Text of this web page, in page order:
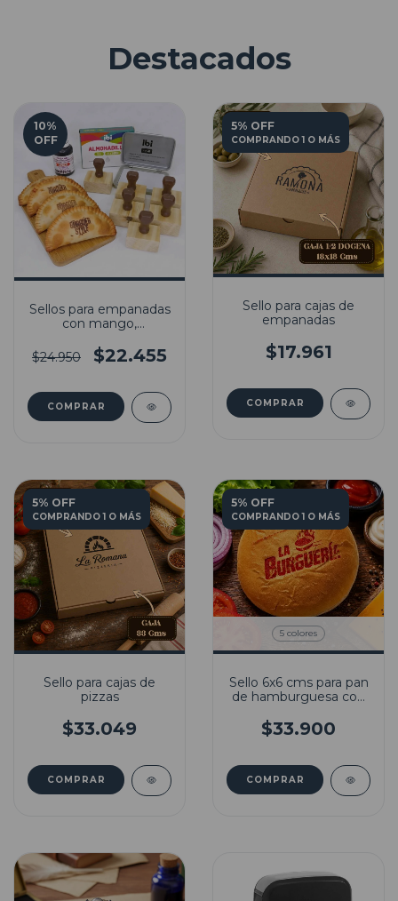
Destacados
10%
OFF
Sellos para empanadas
con mango,
comestible
$24.950 $22.455
COMPRAR
5% OFF
COMPRANDO 1 O MÁS
Sello para cajas de
empanadas
$17.961
COMPRAR
5% OFF
COMPRANDO 1 O MÁS
Sello para cajas de
pizzas
$33.049
COMPRAR
5% OFF
COMPRANDO 1 O MÁS
5 colores
Sello 6x6 cms para pan
de hamburguesa con
$33.900
COMPRAR